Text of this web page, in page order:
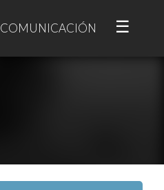
COMUNICACIÓN ☰